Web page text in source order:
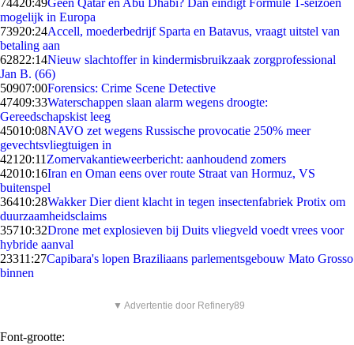
74420:49Geen Qatar en Abu Dhabi? Dan eindigt Formule 1-seizoen
mogelijk in Europa
73920:24Accell, moederbedrijf Sparta en Batavus, vraagt uitstel van
betaling aan
62822:14Nieuw slachtoffer in kindermisbruikzaak zorgprofessional
Jan B. (66)
50907:00Forensics: Crime Scene Detective
47409:33Waterschappen slaan alarm wegens droogte:
Gereedschapskist leeg
45010:08NAVO zet wegens Russische provocatie 250% meer
gevechtsvliegtuigen in
421 20:11 Zomervakantieweerbericht: aanhoudend zomers
42010:16Iran en Oman eens over route Straat van Hormuz, VS
buitenspel
36410:28Wakker Dier dient klacht in tegen insectenfabriek Protix om
duurzaamheidsclaims
35710:32Drone met explosieven bij Duits vliegveld voedt vrees voor
hybride aanval
23311:27Capibara's lopen Braziliaans parlementsgebouw Mato Grosso
binnen
▼ Advertentie door Refinery89
Font-grootte: